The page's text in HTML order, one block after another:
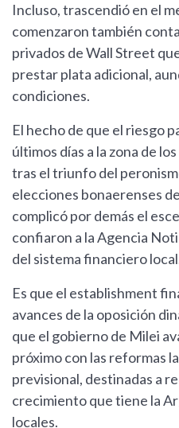
Incluso, trascendió en el
comenzaron también
privados de Wall Street
prestar plata adicional,
condiciones.
El hecho de que el riesgo
últimos días a la zona de
tras el triunfo del
elecciones bonaerenses
complicó por demás el
confiaron a la Agencia
del sistema financiero
Es que el establishment
avances de la oposición
que el gobierno de Milei
próximo con las reformas
previsional, destinadas a
crecimiento que tiene la
locales.